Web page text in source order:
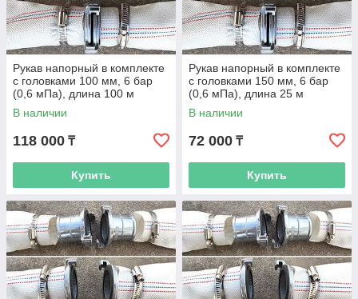
Рукав напорный в комплекте
с головками 100 мм, 6 бар
(0,6 мПа), длина 100 м
В наличии
118 000 ₸
Купить
Рукав напорный в комплекте
с головками 150 мм, 6 бар
(0,6 мПа), длина 25 м
В наличии
72 000 ₸
Купить